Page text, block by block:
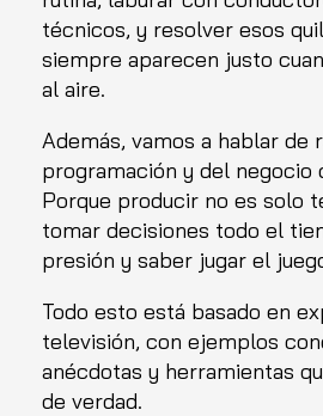
técnicos, y resolver esos
siempre aparecen justo
al aire.
Además, vamos a hablar de
programación y del negocio
Porque producir no es solo
tomar decisiones todo el
presión y saber jugar el
Todo esto está basado en
televisión, con ejemplos
anécdotas y herramientas
de verdad.